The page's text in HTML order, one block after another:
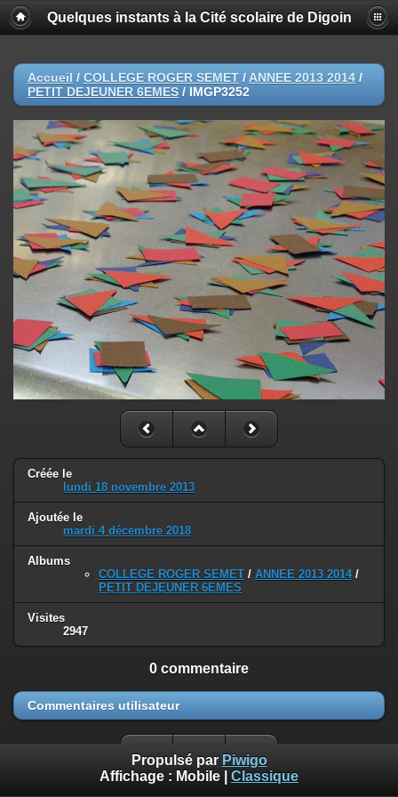
Quelques instants à la Cité scolaire de Digoin
Accueil / COLLEGE ROGER SEMET / ANNEE 2013 2014 /
PETIT DEJEUNER 6EMES / IMGP3252
Créée le
lundi 18 novembre 2013
Ajoutée le
mardi 4 décembre 2018
Albums
COLLEGE ROGER SEMET / ANNEE 2013 2014/
PETIT DEJEUNER 6EMES
Visites
2947
0 commentaire
Commentaires utilisateur
Propulsé par Piwigo
Affichage : Mobile Classique